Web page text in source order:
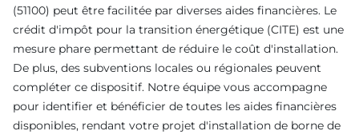
(51100) peut être facilitée par diverses aides financières. Le
crédit d'impôt pour la transition énergétique (CITE) est une
mesure phare permettant de réduire le coût d'installation.
De plus, des subventions locales ou régionales peuvent
compléter ce dispositif. Notre équipe vous accompagne
pour identifier et bénéficier de toutes les aides financières
disponibles, rendant votre projet d'installation de borne de